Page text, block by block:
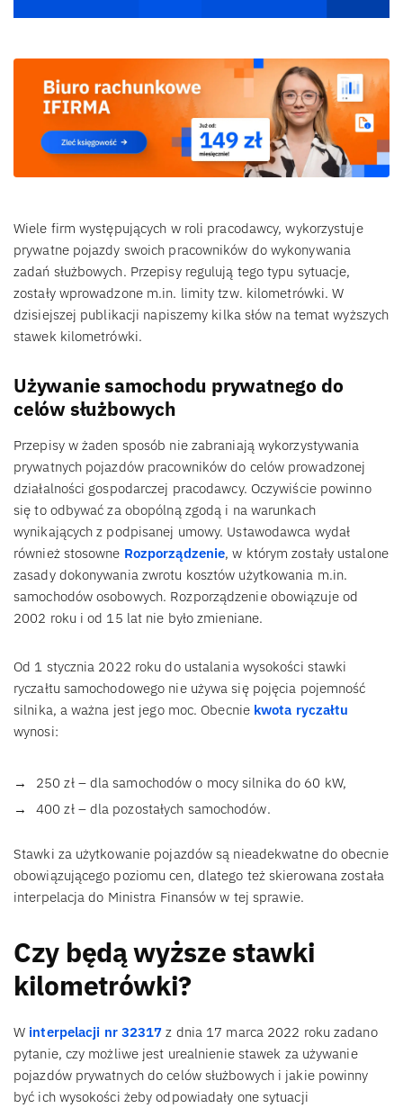
Wiele firm występujących w roli pracodawcy, wykorzystuje
prywatne pojazdy swoich pracowników do wykonywania
zadań służbowych. Przepisy regulują tego typu sytuacje,
zostały wprowadzone m.in. limity tzw. kilometrówki. W
dzisiejszej publikacji napiszemy kilka słów na temat wyższych
stawek kilometrówki.
Używanie samochodu prywatnego do
celów służbowych
Przepisy w żaden sposób nie zabraniają wykorzystywania
prywatnych pojazdów pracowników do celów prowadzonej
działalności gospodarczej pracodawcy. Oczywiście powinno
się to odbywać za obopólną zgodą i na warunkach
wynikających z podpisanej umowy. Ustawodawca wydał
również stosowne Rozporządzenie, w którym zostały ustalone
zasady dokonywania zwrotu kosztów użytkowania m.in.
samochodów osobowych. Rozporządzenie obowiązuje od
2002 roku i od 15 lat nie było zmieniane.
Od 1 stycznia 2022 roku do ustalania wysokości stawki
ryczałtu samochodowego nie używa się pojęcia pojemność
silnika, a ważna jest jego moc. Obecnie kwota ryczałtu
wynosi:
250 zł – dla samochodów o mocy silnika do 60 kW,
400 zł – dla pozostałych samochodów.
Stawki za użytkowanie pojazdów są nieadekwatne do obecnie
obowiązującego poziomu cen, dlatego też skierowana została
interpelacja do Ministra Finansów w tej sprawie.
Czy będą wyższe stawki
kilometrówki?
W interpelacji nr 32317 z dnia 17 marca 2022 roku zadano
pytanie, czy możliwe jest urealnienie stawek za używanie
pojazdów prywatnych do celów służbowych i jakie powinny
być ich wysokości żeby odpowiadały one sytuacji